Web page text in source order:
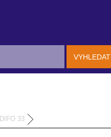
VYHLEDAT
DIFO 33